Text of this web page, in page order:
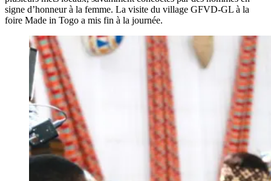
signe d’honneur à la femme. La visite du village GFVD-GL à la
foire Made in Togo a mis fin à la journée.